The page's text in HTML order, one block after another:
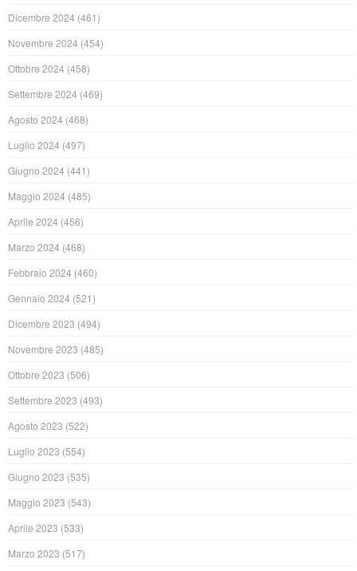
Dicembre 2024 (461)
Novembre 2024 (454)
Ottobre 2024 (458)
Settembre 2024 (469)
Agosto 2024 (468)
Luglio 2024 (497)
Giugno 2024 (441)
Maggio 2024 (485)
Aprile 2024 (456)
Marzo 2024 (468)
Febbraio 2024 (460)
Gennaio 2024 (521)
Dicembre 2023 (494)
Novembre 2023 (485)
Ottobre 2023 (506)
Settembre 2023 (493)
Agosto 2023 (522)
Luglio 2023 (554)
Giugno 2023 (535)
Maggio 2023 (543)
Aprile 2023 (533)
Marzo 2023 (517)